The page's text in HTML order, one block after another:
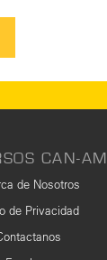
CAN-AM
de Nosotros
de Privacidad